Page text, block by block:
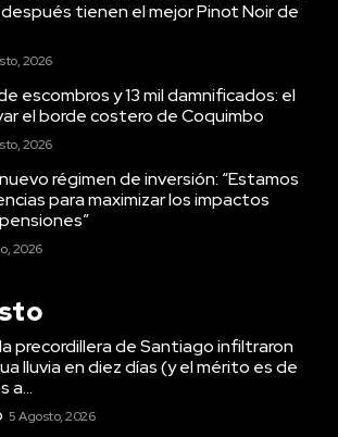
tienen el mejor Pinot Noir de
2026
escombros y 13 mil damnificados: el
el borde costero de Coquimbo
2026
régimen de inversión: “Estamos
para maximizar los impactos
2026
precordillera de Santiago infiltraron
lluvia en diez días (y el mérito es de
a...
5 Agosto, 2026